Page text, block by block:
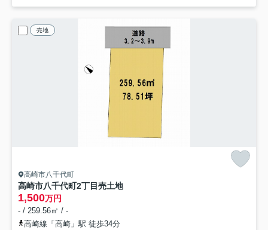
売地
高崎市八千代町
高崎市八千代町2丁目売土地
1,500万円
- / 259.56㎡ / -
高崎線「高崎」駅 徒歩34分